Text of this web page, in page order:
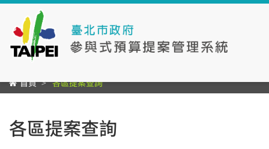
首頁 各區提案查詢
各區提案查詢